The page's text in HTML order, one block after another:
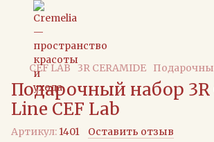
CEF LAB 3R CERAMIDE
Подарочный набор 3R
Line CEF Lab
Артикул: 1401 Оставить отзыв